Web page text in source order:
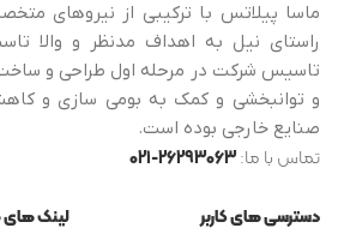
ماسا پیلاتس با ترکیبی از نیروهای
راستای نیل به اهداف مدنظر و والا
تاسیس شرکت در مرحله اول طراحی و
و توانبخشی و کمک به بومی سازی و
صنایع خارجی بوده است.
تماس با ما:26293063-021
دسترسی های کاربر
لینک